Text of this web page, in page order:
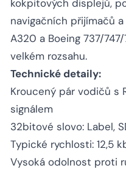
kokpitových displejů,
navigačních přijímačů
A320 a Boeing 737/
velkém rozsahu.
Technické detaily:
Kroucený pár vodičů s
signálem
32bitové slovo: Label,
Typické rychlosti: 12,5
Vysoká odolnost proti